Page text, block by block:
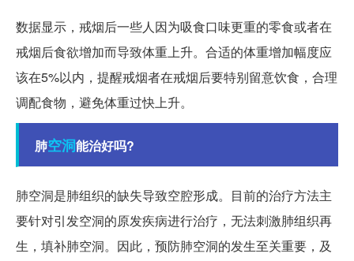
数据显示，戒烟后一些人因为吸食口味更重的零食或者在
戒烟后食欲增加而导致体重上升。合适的体重增加幅度应
该在5%以内，提醒戒烟者在戒烟后要特别留意饮食，合理
调配食物，避免体重过快上升。
肺空洞能治好吗?
肺空洞是肺组织的缺失导致空腔形成。目前的治疗方法主
要针对引发空洞的原发疾病进行治疗，无法刺激肺组织再
生，填补肺空洞。因此，预防肺空洞的发生至关重要，及